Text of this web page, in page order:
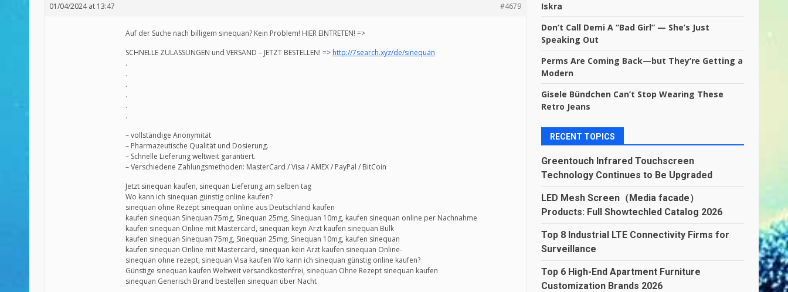
01/04/2024 at 13:47 #4679
Auf der Suche nach billigem sinequan? Kein Problem! HIER EINTRETEN! =>
SCHNELLE ZULASSUNGEN und VERSAND – JETZT BESTELLEN! => http://7search.xyz/de/sinequan
.
.
.
.
.
.
– vollständige Anonymität
– Pharmazeutische Qualität und Dosierung.
– Schnelle Lieferung weltweit garantiert.
– Verschiedene Zahlungsmethoden: MasterCard / Visa / AMEX / PayPal / BitCoin
Jetzt sinequan kaufen, sinequan Lieferung am selben tag
Wo kann ich sinequan günstig online kaufen?
sinequan ohne Rezept sinequan online aus Deutschland kaufen
kaufen sinequan Sinequan 75mg, Sinequan 25mg, Sinequan 10mg, kaufen sinequan online per Nachnahme
kaufen sinequan Online mit Mastercard, sinequan keyn Arzt kaufen sinequan Bulk
kaufen sinequan Sinequan 75mg, Sinequan 25mg, Sinequan 10mg, kaufen sinequan
kaufen sinequan Online mit Mastercard, sinequan kein Arzt kaufen sinequan Online-
sinequan ohne rezept, sinequan Visa kaufen Wo kann ich sinequan günstig online kaufen?
Günstige sinequan kaufen Weltweit versandkostenfrei, sinequan Ohne Rezept sinequan kaufen
sinequan Generisch Brand bestellen sinequan über Nacht
Iskra
Don’t Call Demi A “Bad Girl” — She’s Just
Speaking Out
Perms Are Coming Back—but They’re Getting a
Modern
Gisele Bündchen Can’t Stop Wearing These
Retro Jeans
RECENT TOPICS
Greentouch Infrared Touchscreen
Technology Continues to Be Upgraded
LED Mesh Screen（Media facade）
Products: Full Showtechled Catalog 2026
Top 8 Industrial LTE Connectivity Firms for
Surveillance
Top 6 High-End Apartment Furniture
Customization Brands 2026